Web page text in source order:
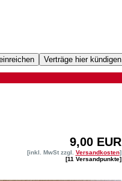
9,00 EUR
[inkl. MwSt zzgl. Versandkosten]
[11 Versandpunkte]